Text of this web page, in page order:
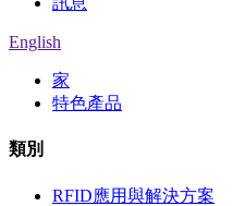
English
家
特色產品
類別
RFID應用與解決方案